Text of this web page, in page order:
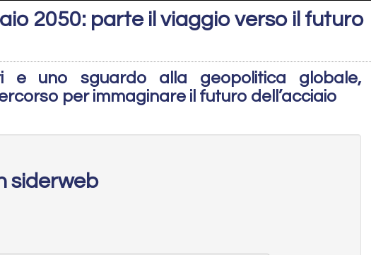
2050: parte il viaggio verso il futuro
e uno sguardo alla geopolitica globale,
per immaginare il futuro dell’acciaio
siderweb